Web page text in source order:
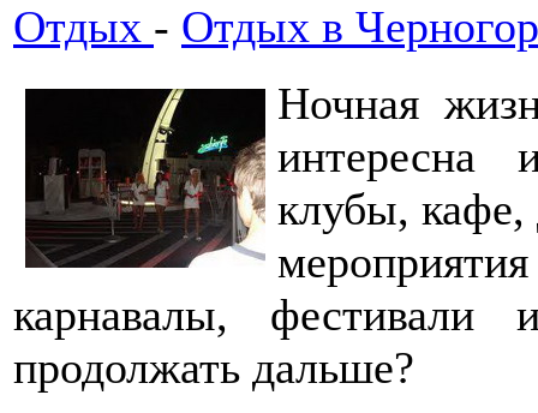
Отдых - Отдых в
Ночная
интересна
клубы, кафе,
карнавалы, фестивали
продолжать дальше?